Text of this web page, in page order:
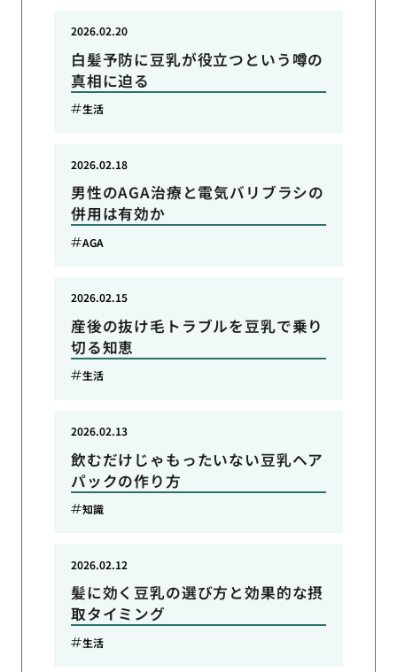
白髪予防に豆乳が役立つという噂の
真相に迫る
2026.02.20
生活
男性のAGA治療と電気バリブラシの
併用は有効か
2026.02.18
AGA
産後の抜け毛トラブルを豆乳で乗り
切る知恵
2026.02.15
生活
飲むだけじゃもったいない豆乳ヘア
パックの作り方
2026.02.13
知識
髪に効く豆乳の選び方と効果的な摂
取タイミング
2026.02.12
生活